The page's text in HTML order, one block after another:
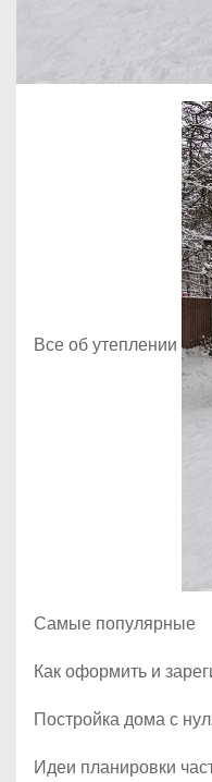
Все об утеплении
Самые популярные
Как оформить и
Постройка дома с
Идеи планировки